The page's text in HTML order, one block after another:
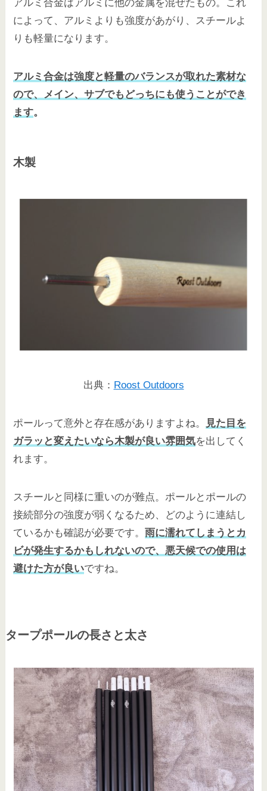
アルミ合金はアルミに他の金属を混ぜたもの。これ
によって、アルミよりも強度があがり、スチールよ
りも軽量になります。
アルミ合金は強度と軽量のバランスが取れた素材な
ので、メイン、サブでもどっちにも使うことができ
ます。
木製
出典： Roost Outdoors
ポールって意外と存在感がありますよね。
見た目を
ガラッと変えたいなら木製が良い雰囲気を出してく
れます。
スチールと同様に重いのが難点。ポールとポールの
接続部分の強度が弱くなるため、どのように連結し
ているかも確認が必要です。 雨に濡れてしまうとカ
ビが発生するかもしれないので、悪天候での使用は
避けた方が良いですね。
タープポールの長さと太さ